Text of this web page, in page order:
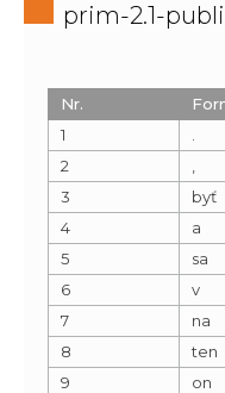
prim-2.1-
Nr.
1
2
3
byť
4
a
5
sa
6
v
7
na
8
ten
9
on